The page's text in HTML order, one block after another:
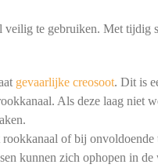
te gebruiken. Met tijdig
gevaarlijke creosoot. Dit is
Als deze laag niet
of bij onvoldoende
kunnen zich ophopen in